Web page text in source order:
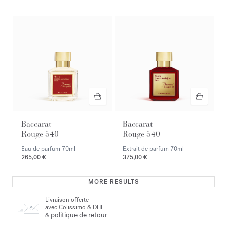
Baccarat
Rouge 540
Eau de parfum 70ml
265,00 €
Baccarat
Rouge 540
Extrait de parfum 70ml
375,00 €
MORE RESULTS
Livraison offerte
avec Colissimo & DHL
& politique de retour